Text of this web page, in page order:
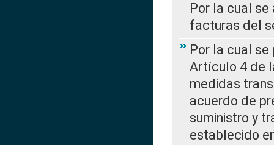
Por la cual
facturas del
Por la cual
Artículo 4 de
medidas
acuerdo de
suministro y
establecido